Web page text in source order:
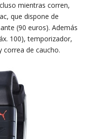
mientras corren,
que dispone de
(90 euros). Además
100), temporizador,
correa de caucho.